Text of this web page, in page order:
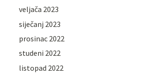
veljača 2023
siječanj 2023
prosinac 2022
studeni 2022
listopad 2022